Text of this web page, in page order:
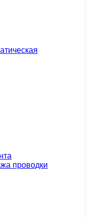
проводки